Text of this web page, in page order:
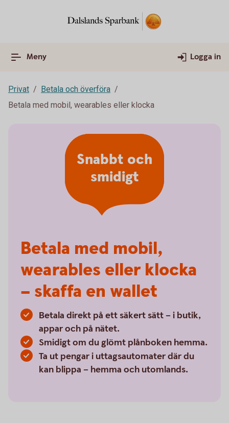
Meny Logga in
Privat
Betala och överföra
Betala med mobil, wearables eller klocka
Betala med mobil,
wearables eller klocka
– skaffa en wallet
Betala direkt på ett säkert sätt – i butik,
appar och på nätet.
Smidigt om du glömt plånboken hemma.
Ta ut pengar i uttagsautomater där du
kan blippa – hemma och utomlands.
Snabbt och
smidigt